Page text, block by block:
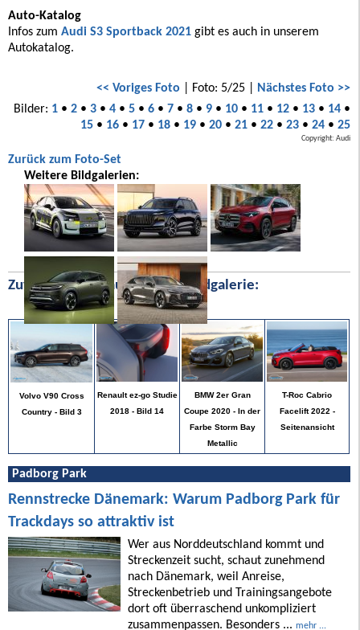
Auto-Katalog
Infos zum Audi S3 Sportback 2021 gibt es auch in unserem
Autokatalog.
<< Voriges Foto | Foto: 5/25 | Nächstes Foto >>
Bilder: 1• 2• 3• 4• 5• 6• 7• 8• 9• 10• 11• 12• 13• 14•
15• 16• 17• 18• 19• 20• 21• 22• 23• 24• 25
Copyright: Audi
Zurück zum Foto-Set
Weitere Bildgalerien:
Zufällige Bilder aus unserer Bildgalerie:
Volvo V90 Cross
Country - Bild 3
Renault ez-go Studie
2018 - Bild 14
BMW 2er Gran
Coupe 2020 - In der
Farbe Storm Bay
Metallic
T-Roc Cabrio
Facelift 2022 -
Seitenansicht
Padborg Park
Rennstrecke Dänemark: Warum Padborg Park für
Trackdays so attraktiv ist
Wer aus Norddeutschland kommt und
Streckenzeit sucht, schaut zunehmend
nach Dänemark, weil Anreise,
Streckenbetrieb und Trainingsangebote
dort oft überraschend unkompliziert
zusammenpassen. Besonders ... mehr ...